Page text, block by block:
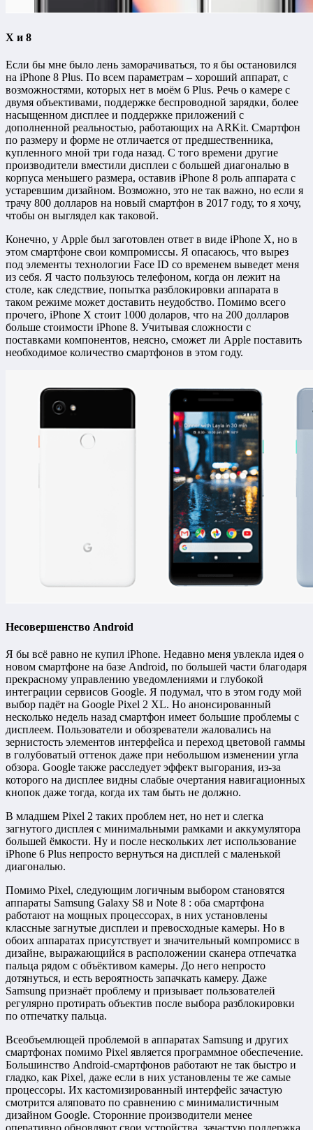
X и 8
Если бы мне было лень заморачиваться, то я бы остановился
на iPhone 8 Plus. По всем параметрам – хороший аппарат, с
возможностями, которых нет в моём 6 Plus. Речь о камере с
двумя объективами, поддержке беспроводной зарядки, более
насыщенном дисплее и поддержке приложений с
дополненной реальностью, работающих на ARKit. Смартфон
по размеру и форме не отличается от предшественника,
купленного мной три года назад. С того времени другие
производители вместили дисплеи с большей диагональю в
корпуса меньшего размера, оставив iPhone 8 роль аппарата с
устаревшим дизайном. Возможно, это не так важно, но если я
трачу 800 долларов на новый смартфон в 2017 году, то я хочу,
чтобы он выглядел как таковой.
Конечно, у Apple был заготовлен ответ в виде iPhone X, но в
этом смартфоне свои компромиссы. Я опасаюсь, что вырез
под элементы технологии Face ID со временем выведет меня
из себя. Я часто пользуюсь телефоном, когда он лежит на
столе, как следствие, попытка разблокировки аппарата в
таком режиме может доставить неудобство. Помимо всего
прочего, iPhone X стоит 1000 доларов, что на 200 долларов
больше стоимости iPhone 8. Учитывая сложности с
поставками компонентов, неясно, сможет ли Apple поставить
необходимое количество смартфонов в этом году.
Несовершенство Android
Я бы всё равно не купил iPhone. Недавно меня увлекла идея о
новом смартфоне на базе Android, по большей части благодаря
прекрасному управлению уведомлениями и глубокой
интеграции сервисов Google. Я подумал, что в этом году мой
выбор падёт на Google Pixel 2 XL. Но анонсированный
несколько недель назад смартфон имеет большие проблемы с
дисплеем. Пользователи и обозреватели жаловались на
зернистость элементов интерфейса и переход цветовой гаммы
в голубоватый оттенок даже при небольшом изменении угла
обзора. Google также расследует эффект выгорания, из-за
которого на дисплее видны слабые очертания навигационных
кнопок даже тогда, когда их там быть не должно.
В младшем Pixel 2 таких проблем нет, но нет и слегка
загнутого дисплея с минимальными рамками и аккумулятора
большей ёмкости. Ну и после нескольких лет использование
iPhone 6 Plus непросто вернуться на дисплей с маленькой
диагональю.
Помимо Pixel, следующим логичным выбором становятся
аппараты Samsung Galaxy S8 и Note 8 : оба смартфона
работают на мощных процессорах, в них установлены
классные загнутые дисплеи и превосходные камеры. Но в
обоих аппаратах присутствует и значительный компромисс в
дизайне, выражающийся в расположении сканера отпечатка
пальца рядом с объёктивом камеры. До него непросто
дотянуться, и есть вероятность запачкать камеру. Даже
Samsung признаёт проблему и призывает пользователей
регулярно протирать объектив после выбора разблокировки
по отпечатку пальца.
Всеобъемлющей проблемой в аппаратах Samsung и других
смартфонах помимо Pixel является программное обеспечение.
Большинство Android-смартфонов работают не так быстро и
гладко, как Pixel, даже если в них установлены те же самые
процессоры. Их кастомизированный интерфейс зачастую
смотрится аляповато по сравнению с минималистичным
дизайном Google. Сторонние производители менее